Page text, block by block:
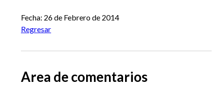
Fecha: 26 de Febrero de 2014
Regresar
Area de comentarios